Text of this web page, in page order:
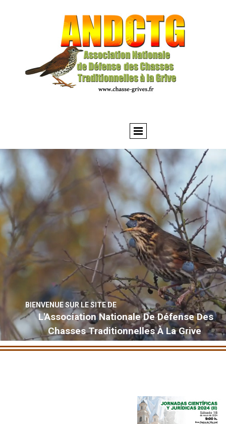
BIENVENUE SUR LE SITE DE
L'Association Nationale De Défense Des
Chasses Traditionnelles À La Grive